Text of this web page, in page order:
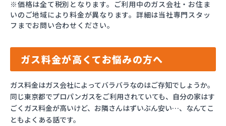
※価格は全て税別となります。ご利用中のガス会社・お住ま
いのご地域により料金が異なります。詳細は当社専門スタッ
フまでお問い合わせください。
ガス料金が高くてお悩みの方へ
ガス料金はガス会社によってバラバラなのはご存知でしょうか。
同じ東京都でプロパンガスをご利用されていても、自分の家はす
ごくガス料金が高いけど、お隣さんはずいぶん安い…、なんてこ
ともよくある話です。